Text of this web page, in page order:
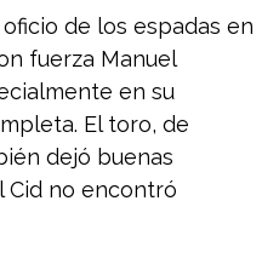
de los espadas en
fuerza Manuel
en su
El toro, de
dejó buenas
Cid no encontró